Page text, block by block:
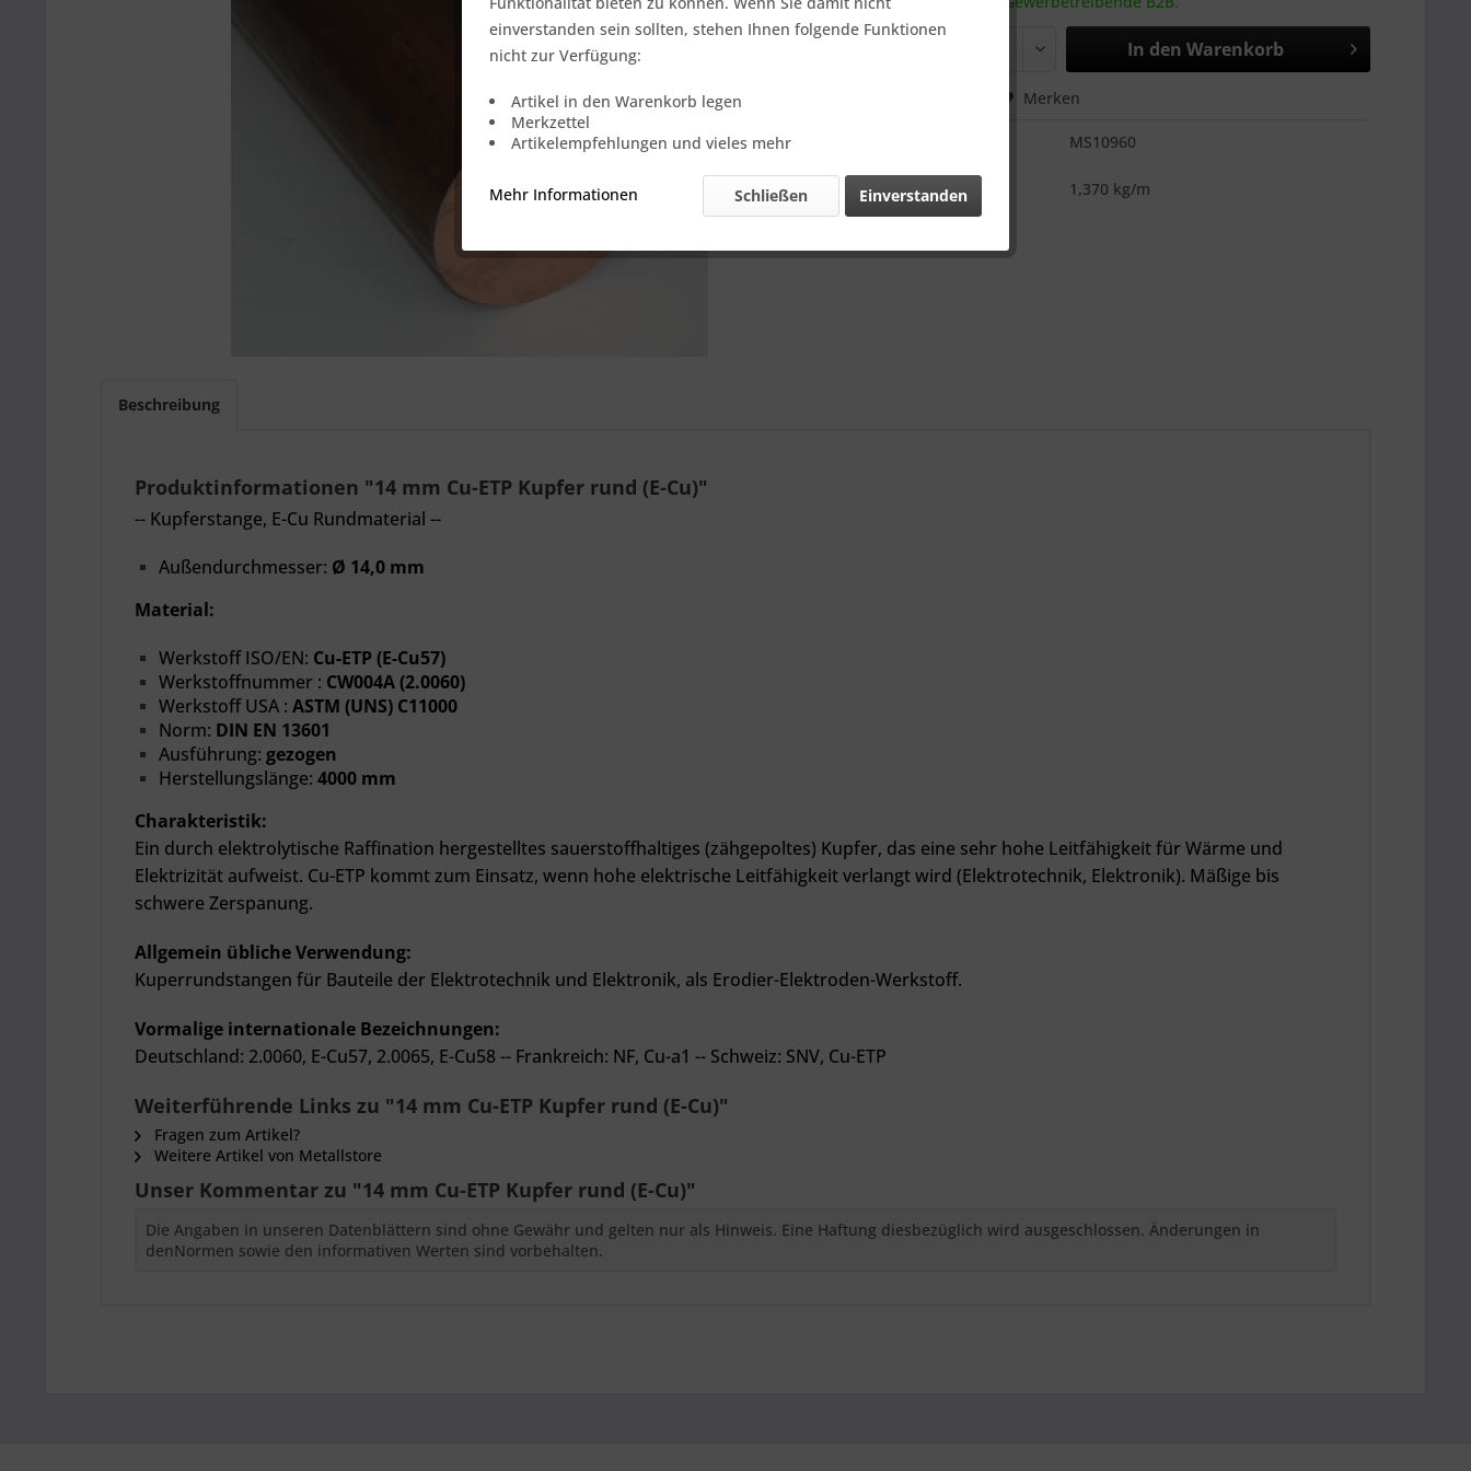
In den Warenkorb
Merken
MS10960
Gewicht::
1,370 kg/m
Beschreibung
Produktinformationen "14 mm Cu-ETP Kupfer rund (E-Cu)"
-- Kupferstange, E-Cu Rundmaterial --
Außendurchmesser: Ø 14,0 mm
Material:
Werkstoff ISO/EN: Cu-ETP (E-Cu57)
Werkstoffnummer : CW004A (2.0060)
Werkstoff USA : ASTM (UNS) C11000
Norm: DIN EN 13601
Ausführung: gezogen
Herstellungslänge: 4000 mm
Charakteristik:
Ein durch elektrolytische Raffination hergestelltes sauerstoffhaltiges (zähgepoltes) Kupfer, das eine sehr hohe Leitfähigkeit für Wärme und
Elektrizität aufweist. Cu-ETP kommt zum Einsatz, wenn hohe elektrische Leitfähigkeit verlangt wird (Elektrotechnik, Elektronik). Mäßige bis
schwere Zerspanung.
Allgemein übliche Verwendung:
Kuperrundstangen für Bauteile der Elektrotechnik und Elektronik, als Erodier-Elektroden-Werkstoff.
Vormalige internationale Bezeichnungen:
Deutschland: 2.0060, E-Cu57, 2.0065, E-Cu58 -- Frankreich: NF, Cu-a1 -- Schweiz: SNV, Cu-ETP
Weiterführende Links zu "14 mm Cu-ETP Kupfer rund (E-Cu)"
Fragen zum Artikel?
Weitere Artikel von Metallstore
Unser Kommentar zu "14 mm Cu-ETP Kupfer rund (E-Cu)"
Die Angaben in unseren Datenblättern sind ohne Gewähr und gelten nur als Hinweis. Eine Haftung diesbezüglich wird ausgeschlossen. Änderungen in
denNormen sowie den informativen Werten sind vorbehalten.
einverstanden sein sollten, stehen Ihnen folgende Funktionen
nicht zur Verfügung:
Artikel in den Warenkorb legen
Merkzettel
Artikelempfehlungen und vieles mehr
Mehr Informationen Einverstanden
Schließen